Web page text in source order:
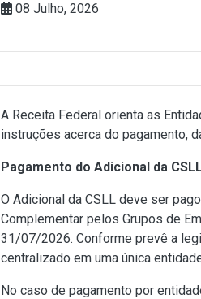
08 Julho, 2026
A Receita Federal orienta as
instruções acerca do pagamento,
Pagamento do Adicional da
O Adicional da CSLL deve ser
Complementar pelos Grupos de
31/07/2026. Conforme prevê a
centralizado em uma única
No caso de pagamento por